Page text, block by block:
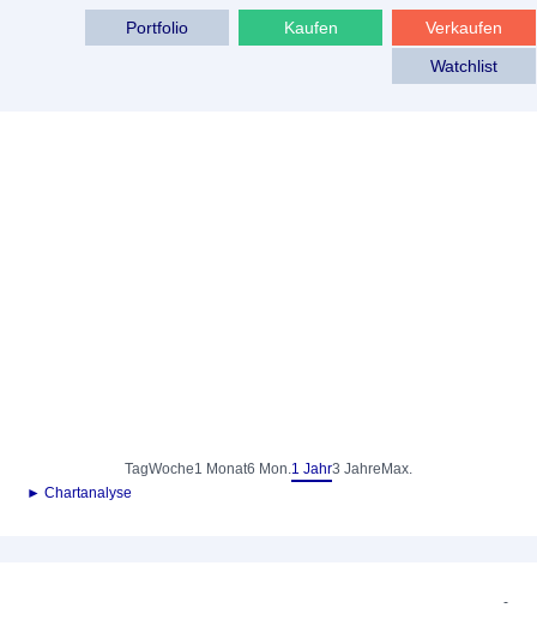
Verkaufen
Kaufen
Portfolio
Watchlist
TagWoche1 Monat6 Mon.1 Jahr3 Jahre Max.
► Chartanalyse
-